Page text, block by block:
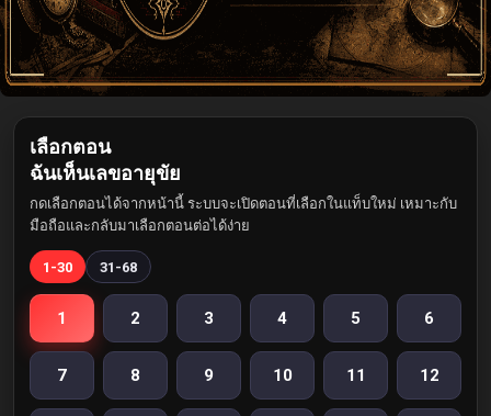
เลือกตอน
ฉันเห็นเลขอายุขัย
กดเลือกตอนได้จากหน้านี้ ระบบจะเปิดตอนที่เลือกในแท็บใหม่ เหมาะกับ
มือถือและกลับมาเลือกตอนต่อได้ง่าย
1-30 31-68
1 2 3 4 5 6
7 8 9 10 11 12